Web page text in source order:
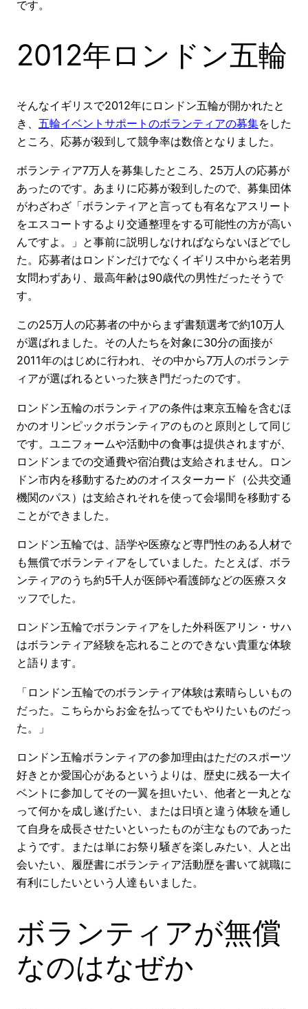
です。
2012年ロンドン五輪
そんなイギリスで2012年にロンドン五輪が開かれたと
き、 五輪イベントサポートのボランティアの募集をした
ところ、応募が殺到して競争率は数倍となりました。
ボランティア7万人を募集したところ、25万人の応募が
あったのです。あまりに応募が殺到したので、募集団体
がわざわざ「ボランティアと言っても有名なアスリート
をエスコートするより交通整理をする可能性の方が高い
んですよ。」と事前に説明しなければならないほどでし
た。応募者はロンドンだけでなくイギリス中から老若男
女問わずあり、最高年齢は90歳代の男性だったそうで
す。
この25万人の応募者の中からまず書類選考で約10万人
が選ばれました。その人たちを対象に30分の面接が
2011年のはじめに行われ、その中から7万人のボランテ
ィアが選ばれるといった狭き門だったのです。
ロンドン五輪のボランティアの条件は東京五輪を含むほ
かのオリンピックボランティアのものと原則として同じ
です。ユニフォームや活動中の食事は提供されますが、
ロンドンまでの交通費や宿泊費は支給されません。ロン
ドン市内を移動するためのオイスターカード（公共交通
機関のパス）は支給されそれを使って会場間を移動する
ことができました。
ロンドン五輪では、語学や医療など専門性のある人材で
も無償でボランティアをしていました。たとえば、ボラ
ンティアのうち約5千人が医師や看護師などの医療スタ
ッフでした。
ロンドン五輪でボランティアをした外科医アリン・サハ
はボランティア経験を忘れることのできない貴重な体験
と語ります。
「ロンドン五輪でのボランティア体験は素晴らしいもの
だった。こちらからお金を払ってでもやりたいものだっ
た。」
ロンドン五輪ボランティアの参加理由はただのスポーツ
好きとか愛国心があるというよりは、歴史に残る一大イ
ベントに参加してその一翼を担いたい、他者と一丸とな
って何かを成し遂げたい、または日頃と違う体験を通し
て自身を成長させたいといったものが主なものであった
ようです。または単にお祭り騒ぎを楽しみたい、人と出
会いたい、履歴書にボランティア活動歴を書いて就職に
有利にしたいという人達もいました。
ボランティアが無償
なのはなぜか